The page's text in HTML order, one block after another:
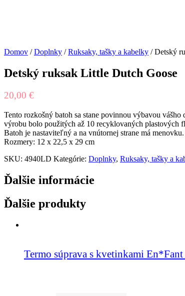
Domov /Doplnky /Ruksaky, tašky a kabelky / Detský
Detský ruksak Little Dutch Goose
20,00 €
Tento rozkošný batoh sa stane povinnou výbavou
výrobu bolo použitých až 10 recyklovaných plastových
Batoh je nastaviteľný a na vnútornej strane má
Rozmery: 12 x 22,5 x 29 cm
SKU: 4940LD Kategórie: Doplnky, Ruksaky, tašky a
Ďalšie informácie
Ďalšie produkty
Termo súprava s kvetinkami